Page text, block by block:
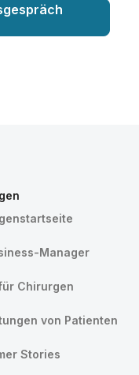
Manager
Chirurgen
von Patienten
Stories